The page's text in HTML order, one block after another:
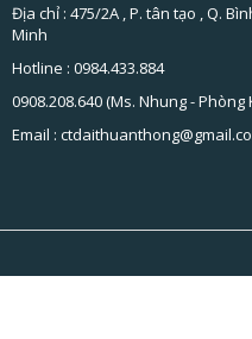
Địa chỉ : 475/2A , P. tân tạo , Q.
Minh
Hotline : 0984.433.884
0908.208.640 (Ms. Nhung -
Email :